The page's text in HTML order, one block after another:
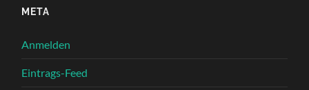
META
Anmelden
Eintrags-Feed